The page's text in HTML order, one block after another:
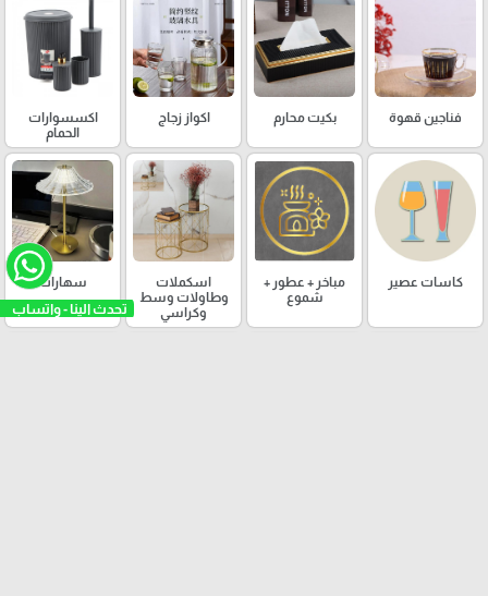
فناجين قهوة بكيت محارم اكواز زجاج
اكسسوارات
الحمام
كاسات عصير
مباخر + عطور +
شموع
اسكملات
وطاولات وسط
وكراسي
سهارات